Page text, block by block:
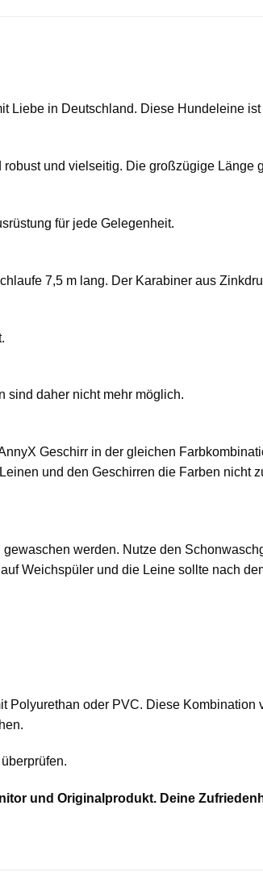
Liebe in Deutschland. Diese Hundeleine
und vielseitig. Die großzügige Länge
für jede Gelegenheit.
7,5 m lang. Der Karabiner aus
sind daher nicht mehr möglich.
Geschirr in der gleichen
und den Geschirren die Farben nicht
werden. Nutze den
Weichspüler und die Leine sollte nach
oder PVC. Diese Kombination
und Originalprodukt. Deine